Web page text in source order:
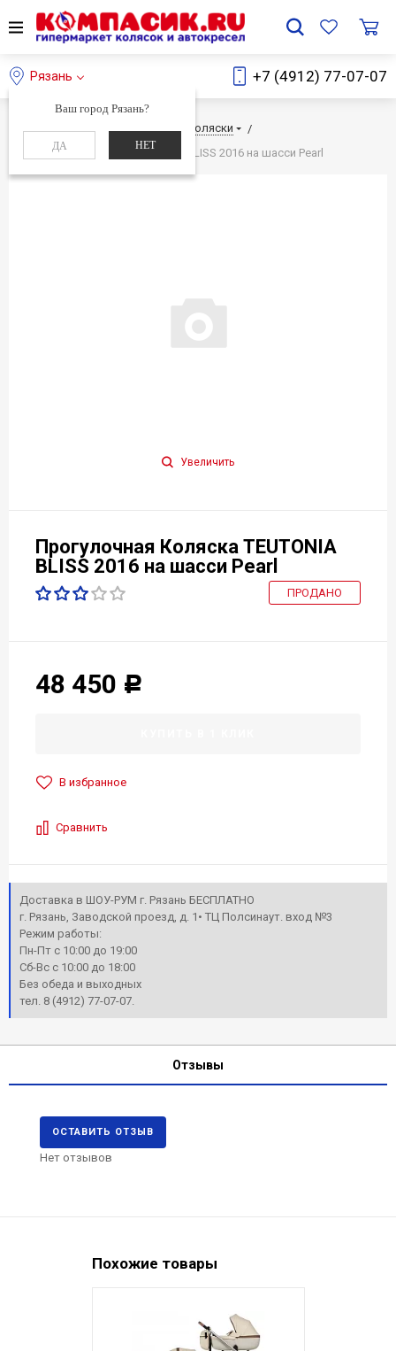
Рязань
Ваш город Рязань?
ДА НЕТ
+7 (4912) 77-07-07
Главная Каталог
Детские коляски
Прогулочная Коляска TEUTONIA BLISS 2016 на шасси Pearl
Увеличить
Прогулочная Коляска TEUTONIA
BLISS 2016 на шасси Pearl
ПРОДАНО
48 450 Р
В избранное
Сравнить
Доставка в ШОУ-РУМ г. Рязань БЕСПЛАТНО
г. Рязань, Заводской проезд, д. 1• ТЦ Полсинаут. вход №3
Режим работы:
Пн-Пт с 10:00 до 19:00
Сб-Вс с 10:00 до 18:00
Без обеда и выходных
тел. 8 (4912) 77-07-07.
Отзывы
ОСТАВИТЬ ОТЗЫВ
Нет отзывов
Похожие товары